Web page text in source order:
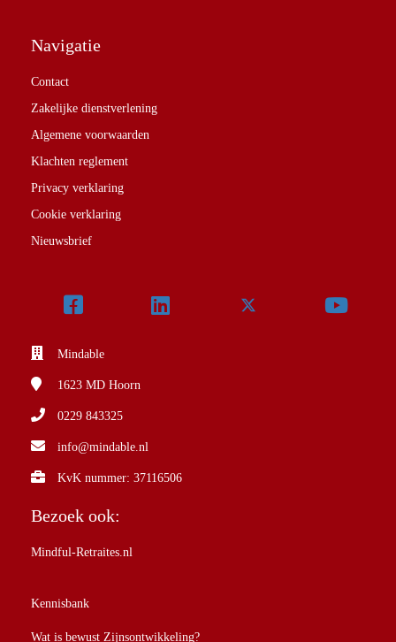
Navigatie
Contact
Zakelijke dienstverlening
Algemene voorwaarden
Klachten reglement
Privacy verklaring
Cookie verklaring
Nieuwsbrief
Mindable
1623 MD Hoorn
0229 843325
info@mindable.nl
KvK nummer: 37116506
Bezoek ook:
Mindful-Retraites.nl
Kennisbank
Wat is bewust Zijnsontwikkeling?